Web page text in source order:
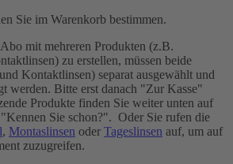
Sie im Warenkorb bestimmen.
mit mehreren Produkten (z.B.
zu erstellen, müssen beide
Kontaktlinsen) separat ausgewählt und
werden. Bitte erst danach "Zur Kasse"
Produkte finden Sie weiter unten auf
Sie schon?". Oder Sie rufen die
, Montaslinsen oder Tageslinsen auf, um auf
zuzugreifen.